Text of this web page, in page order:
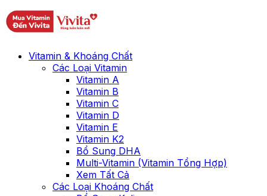
Vitamin & Khoáng Chất
Các Loại Vitamin
Vitamin A
Vitamin B
Vitamin C
Vitamin D
Vitamin E
Vitamin K2
Bổ Sung DHA
Multi-Vitamin (Vitamin Tổng Hợp)
Xem Tất Cả
Các Loại Khoáng Chất